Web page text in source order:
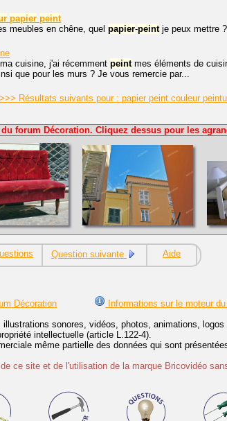
papier peint
meubles en chêne, quel papier-peintje peux mettre
cuisine, j'ai récemment peintmes éléments de
que pour les murs ? Je vous remercie par...
>>> Résultats suivants pour : papier peint couleur
forum Décoration. Cliquez dessus pour les
Question suivante Aide
Décoration Informations sur le moteur
sonores, vidéos, photos, animations,
intellectuelle (article L.122-4).
même partielle des données qui sont
ce site et de l'utilisation de la marque Bricovidéo